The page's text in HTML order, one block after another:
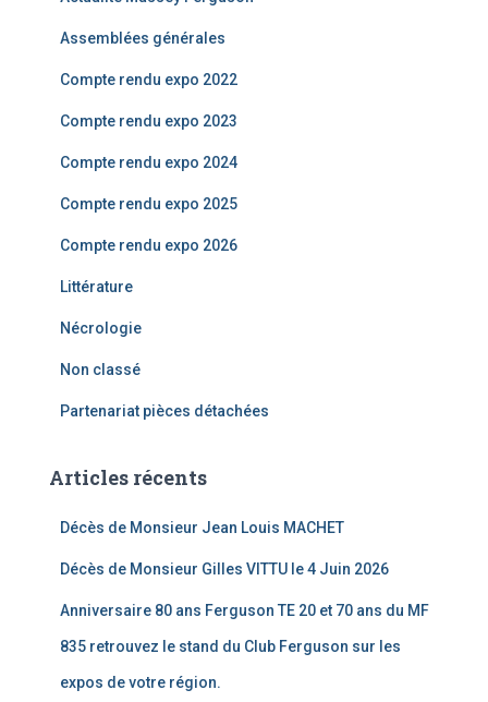
Assemblées générales
Compte rendu expo 2022
Compte rendu expo 2023
Compte rendu expo 2024
Compte rendu expo 2025
Compte rendu expo 2026
Littérature
Nécrologie
Non classé
Partenariat pièces détachées
Articles récents
Décès de Monsieur Jean Louis MACHET
Décès de Monsieur Gilles VITTU le 4 Juin 2026
Anniversaire 80 ans Ferguson TE 20 et 70 ans du MF
835 retrouvez le stand du Club Ferguson sur les
expos de votre région.